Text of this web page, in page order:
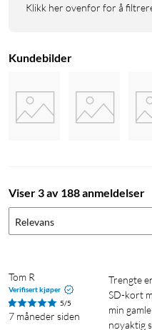
Klikk her ovenfor for å
Kundebilder
Viser 3 av 188 anmeldelser
Relevans
Tom R
Verifisert kjøper
5/5
7 måneder siden
Trengte en adapter som kunne lese større
SD-kort
min
nøyaktig